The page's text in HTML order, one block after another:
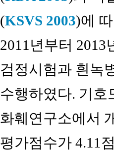
(KSVS 2003)에
2011년부터
검정시험과 흰녹
수행하였다. 기호
화훼연구소에서
평가점수가 4.11